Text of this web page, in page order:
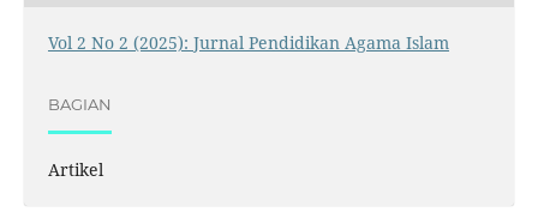
Vol 2 No 2 (2025): Jurnal Pendidikan Agama Islam
BAGIAN
Artikel